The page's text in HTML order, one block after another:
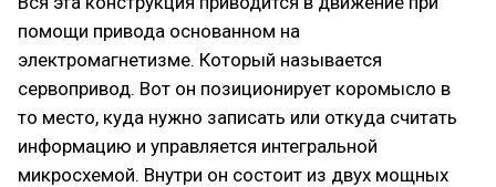
помощи привода основанном на
электромагнетизме. Который называется
сервопривод. Вот он позиционирует коромысло в
то место, куда нужно записать или откуда считать
информацию и управляется интегральной
микросхемой. Внутри он состоит из двух мощных